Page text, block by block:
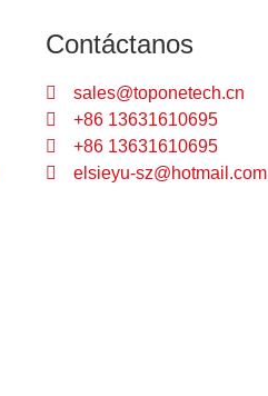
Contáctanos
sales@toponetech.cn
+86 13631610695
+86 13631610695
elsieyu-sz@hotmail.com